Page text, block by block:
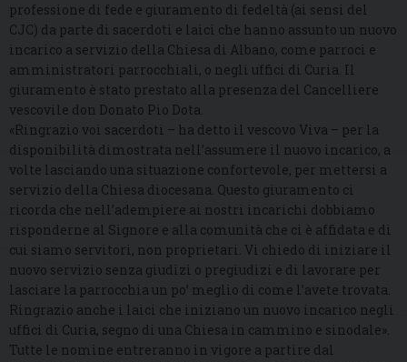
professione di fede e giuramento di fedeltà (ai sensi del
CJC) da parte di sacerdoti e laici che hanno assunto un nuovo
incarico a servizio della Chiesa di Albano, come parroci e
amministratori parrocchiali, o negli uffici di Curia. Il
giuramento è stato prestato alla presenza del Cancelliere
vescovile don Donato Pio Dota.
«Ringrazio voi sacerdoti – ha detto il vescovo Viva – per la
disponibilità dimostrata nell’assumere il nuovo incarico, a
volte lasciando una situazione confortevole, per mettersi a
servizio della Chiesa diocesana. Questo giuramento ci
ricorda che nell’adempiere ai nostri incarichi dobbiamo
risponderne al Signore e alla comunità che ci è affidata e di
cui siamo servitori, non proprietari. Vi chiedo di iniziare il
nuovo servizio senza giudizi o pregiudizi e di lavorare per
lasciare la parrocchia un po’ meglio di come l’avete trovata.
Ringrazio anche i laici che iniziano un nuovo incarico negli
uffici di Curia, segno di una Chiesa in cammino e sinodale».
Tutte le nomine entreranno in vigore a partire dal